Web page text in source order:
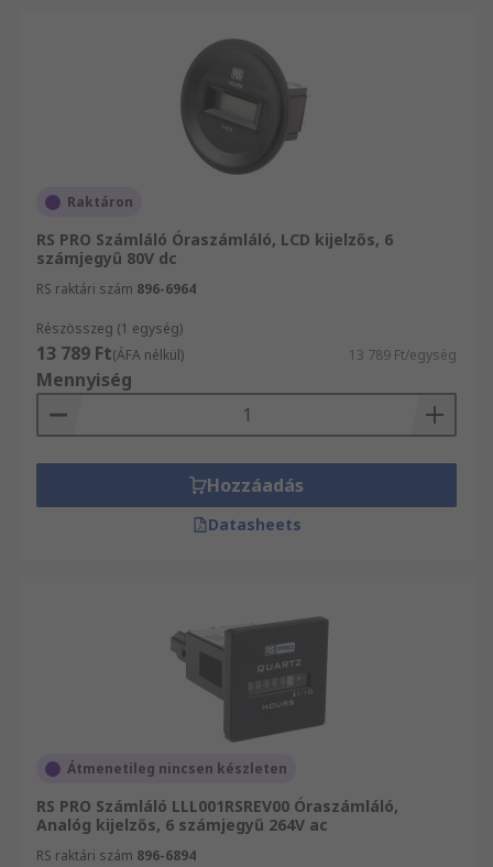
Raktáron
RS PRO Számláló Óraszámláló, LCD kijelzős, 6
számjegyű 80V dc
RS raktári szám 896-6964
Részösszeg (1 egység)
13 789 Ft(ÁFA nélkül) 13 789 Ft/egység
Mennyiség
Hozzáadás
Datasheets
Átmenetileg nincsen készleten
RS PRO Számláló LLL001RSREV00 Óraszámláló,
Analóg kijelzős, 6 számjegyű 264V ac
RS raktári szám 896-6894